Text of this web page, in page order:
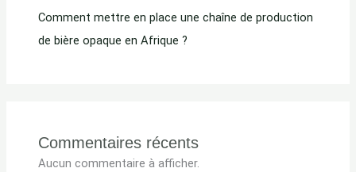
Comment mettre en place une chaîne de production
de bière opaque en Afrique ?
Commentaires récents
Aucun commentaire à afficher.